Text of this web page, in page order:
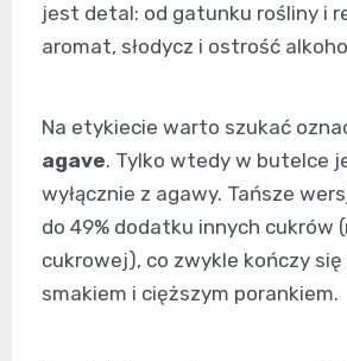
jest detal: od gatunku rośliny i
aromat, słodycz i ostrość
Na etykiecie warto szukać
agave. Tylko wtedy w butelce
wyłącznie z agawy. Tańsze
do 49% dodatku innych cukrów
cukrowej), co zwykle kończy
smakiem i cięższym porankiem.